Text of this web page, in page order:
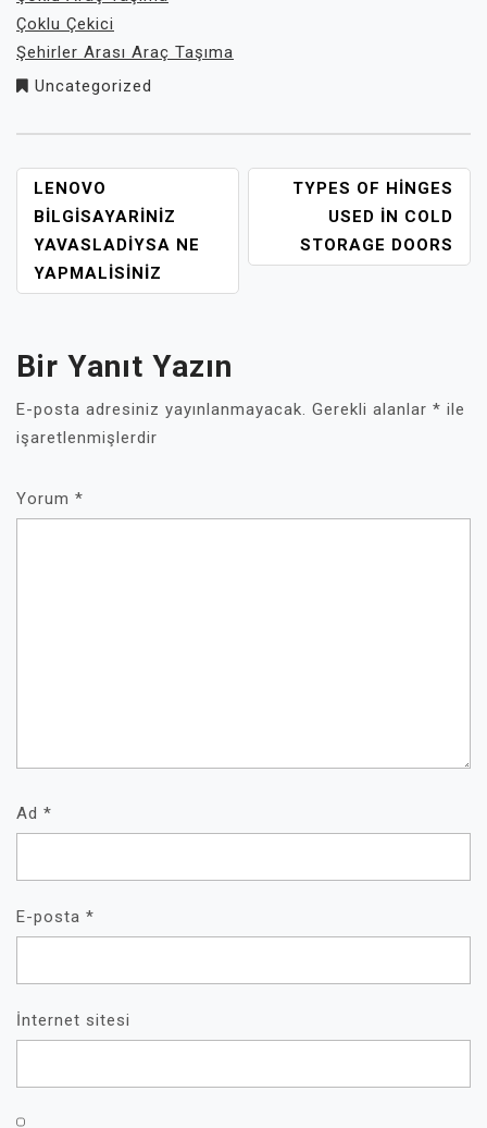
Çoklu Çekici
Şehirler Arası Araç Taşıma
Uncategorized
YAZI
GEZINMESI
LENOVO
BILGISAYARINIZ
YAVASLADIYSA NE
YAPMALISINIZ
TYPES OF HINGES
USED İN COLD
STORAGE DOORS
Bir Yanıt Yazın
E-posta adresiniz yayınlanmayacak. Gerekli alanlar * ile
işaretlenmişlerdir
Yorum *
Ad *
E-posta *
İnternet sitesi